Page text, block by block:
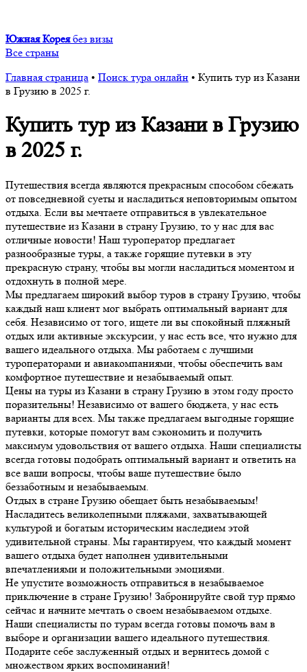
Южная Корея без визы
Все страны
Главная страница • Поиск тура онлайн • Купить тур из Казани
в Грузию в 2025 г.
Купить тур из Казани в Грузию
в 2025 г.
Путешествия всегда являются прекрасным способом сбежать
от повседневной суеты и насладиться неповторимым опытом
отдыха. Если вы мечтаете отправиться в увлекательное
путешествие из Казани в страну Грузию, то у нас для вас
отличные новости! Наш туроператор предлагает
разнообразные туры, а также горящие путевки в эту
прекрасную страну, чтобы вы могли насладиться моментом и
отдохнуть в полной мере.
Мы предлагаем широкий выбор туров в страну Грузию, чтобы
каждый наш клиент мог выбрать оптимальный вариант для
себя. Независимо от того, ищете ли вы спокойный пляжный
отдых или активные экскурсии, у нас есть все, что нужно для
вашего идеального отдыха. Мы работаем с лучшими
туроператорами и авиакомпаниями, чтобы обеспечить вам
комфортное путешествие и незабываемый опыт.
Цены на туры из Казани в страну Грузию в этом году просто
поразительны! Независимо от вашего бюджета, у нас есть
варианты для всех. Мы также предлагаем выгодные горящие
путевки, которые помогут вам сэкономить и получить
максимум удовольствия от вашего отдыха. Наши специалисты
всегда готовы подобрать оптимальный вариант и ответить на
все ваши вопросы, чтобы ваше путешествие было
беззаботным и незабываемым.
Отдых в стране Грузию обещает быть незабываемым!
Насладитесь великолепными пляжами, захватывающей
культурой и богатым историческим наследием этой
удивительной страны. Мы гарантируем, что каждый момент
вашего отдыха будет наполнен удивительными
впечатлениями и положительными эмоциями.
Не упустите возможность отправиться в незабываемое
приключение в стране Грузию! Забронируйте свой тур прямо
сейчас и начните мечтать о своем незабываемом отдыхе.
Наши специалисты по турам всегда готовы помочь вам в
выборе и организации вашего идеального путешествия.
Подарите себе заслуженный отдых и вернитесь домой с
множеством ярких воспоминаний!